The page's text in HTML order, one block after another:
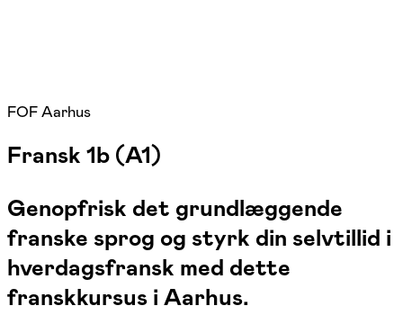
FOF Aarhus
Fransk 1b (A1)
Genopfrisk det grundlæggende
franske sprog og styrk din selvtillid i
hverdagsfransk med dette
franskkursus i Aarhus.